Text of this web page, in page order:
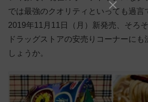
では最強のクオリティといっても過言
2019年11月11日（月）新発売、そろ
ドラッグストアの安売りコーナーに
しょうか。